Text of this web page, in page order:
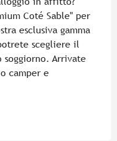
Coté Sable" per
esclusiva gamma
scegliere il
Arrivate
camper e